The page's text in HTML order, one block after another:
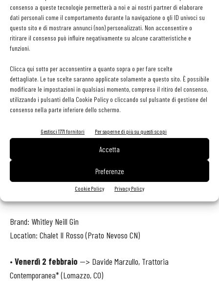
consenso a queste tecnologie permetterà a noi e ai nostri partner di elaborare
dati personali come il comportamento durante la navigazione o gli ID univoci su
questo sito e di mostrare annunci (non) personalizzati. Non acconsentire o
ritirare il consenso può influire negativamente su alcune caratteristiche e
funzioni.
Clicca qui sotto per acconsentire a quanto sopra o per fare scelte
dettagliate. Le tue scelte saranno applicate solamente a questo sito. È possibile
modificare le impostazioni in qualsiasi momento, compreso il ritiro del consenso,
utilizzando i pulsanti della Cookie Policy o cliccando sul pulsante di gestione del
consenso nella parte inferiore dello schermo.
Gestisci 1771 fornitori Per saperne di più su questi scopi
Accetta
Preferenze
Cookie Policy Privacy Policy
Francesco Pirineo, Patrick Piazza, Emanuele Russo e Domenico
Dragone - sarà affidato un duplice compito. Da un lato dovranno
valorizzare i prodotti di Pierre Ferrand Cognac, Whitley Neill Gin e
Bosque Gin e, dall’altro, concepire un cocktail capace di dialogare,
ospite. Se i prodotti di Pierre Ferrand Cognac saranno protagonisti
in purezza, a conclusione delle serate del 16 febbraio, 22 e 23
marzo, negli altri appuntamenti saranno serviti neat gli amari e
liquori di proprietà di Compagnia dei Caraibi Mandragola e Salvia &
Le cene
•Venerdì 19 gennaio--> Michelangelo Mammoliti, La Rei
Natura** (Serralunga d’Alba, CN)
Brand: Whitley Neill Gin
Location: Chalet Il Rosso (Prato Nevoso CN)
• Venerdì 2 febbraio --> Davide Marzullo, Trattoria
Contemporanea* (Lomazzo, CO)